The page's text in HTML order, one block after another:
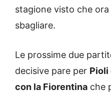
stagione visto che
sbagliare.
Le prossime due
decisive pare per Pioli
con la Fiorentina che